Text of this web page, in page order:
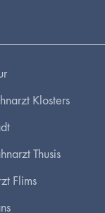
Klosters
Thusis
Flims